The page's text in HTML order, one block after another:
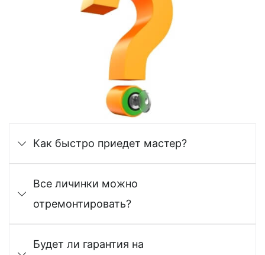
Как быстро приедет мастер?
Все личинки можно
отремонтировать?
Будет ли гарантия на